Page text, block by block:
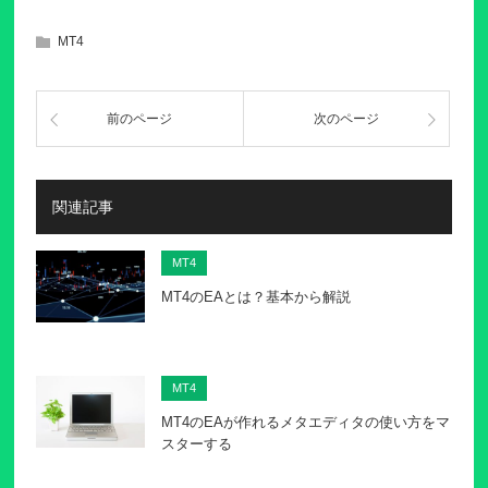
MT4
前のページ 次のページ
関連記事
MT4
MT4のEAとは？基本から解説
MT4
MT4のEAが作れるメタエディタの使い方をマ
スターする